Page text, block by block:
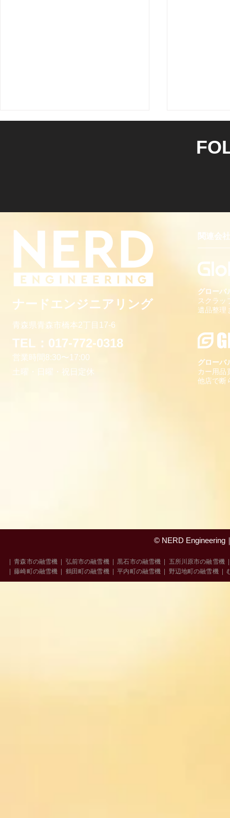
古いエアコンと新機種で電気
代はいくら違う？年間シミュ
レーション【青森市】
エアコンを
危険｜熱
青森県青森市橋本2丁目17-6
TEL：017-772-0318
営業時間8:30〜1 7:00
​土曜・日曜・祝 日 定休
ナードエンジニアリング
関連会社
グローバ
スクラッ
遺品整理
グローバ
カー用品
他店で断
© NERD Engineering
|青森市の融雪機 弘前市の融雪機|黒石市の融雪機 五所川原市の融雪機
|藤崎町の融雪機 鶴田町の融雪機|平内町の融雪機 野辺地町の融雪機|